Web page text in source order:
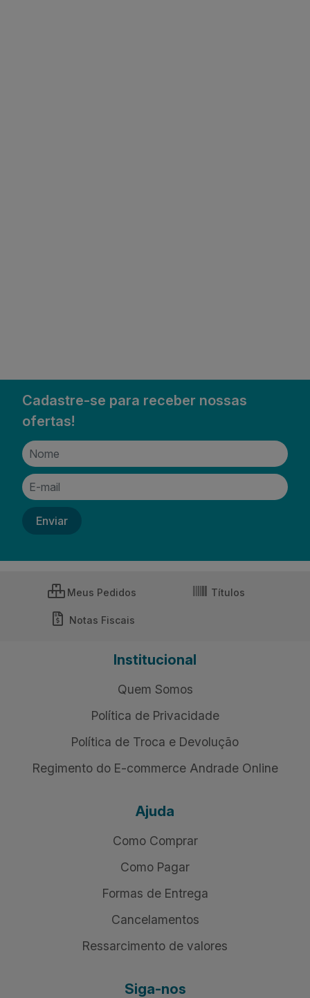
Cadastre-se para receber nossas
ofertas!
Meus Pedidos Títulos
Notas Fiscais
Institucional
Quem Somos
Política de Privacidade
Política de Troca e Devolução
Regimento do E-commerce Andrade Online
Ajuda
Como Comprar
Como Pagar
Formas de Entrega
Cancelamentos
Ressarcimento de valores
Siga-nos